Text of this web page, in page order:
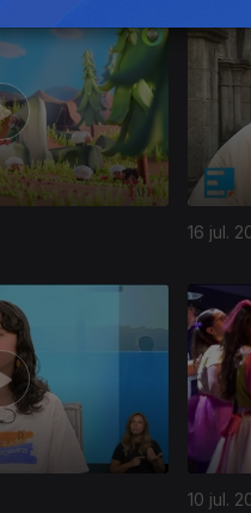
16 jul.
10 jul.